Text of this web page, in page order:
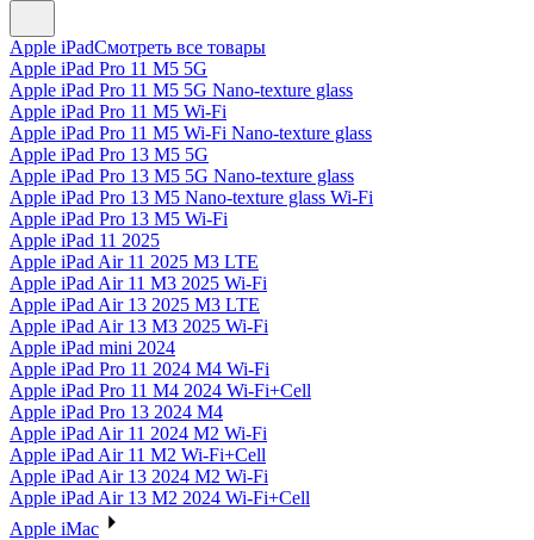
Apple iPadСмотреть все товары
Apple iPad Pro 11 M5 5G
Apple iPad Pro 11 M5 5G Nano-texture glass
Apple iPad Pro 11 M5 Wi-Fi
Apple iPad Pro 11 M5 Wi-Fi Nano-texture glass
Apple iPad Pro 13 M5 5G
Apple iPad Pro 13 M5 5G Nano-texture glass
Apple iPad Pro 13 M5 Nano-texture glass Wi-Fi
Apple iPad Pro 13 M5 Wi-Fi
Apple iPad 11 2025
Apple iPad Air 11 2025 M3 LTE
Apple iPad Air 11 M3 2025 Wi-Fi
Apple iPad Air 13 2025 M3 LTE
Apple iPad Air 13 M3 2025 Wi-Fi
Apple iPad mini 2024
Apple iPad Pro 11 2024 M4 Wi-Fi
Apple iPad Pro 11 M4 2024 Wi-Fi+Cell
Apple iPad Pro 13 2024 M4
Apple iPad Air 11 2024 M2 Wi-Fi
Apple iPad Air 11 M2 Wi-Fi+Cell
Apple iPad Air 13 2024 M2 Wi-Fi
Apple iPad Air 13 M2 2024 Wi-Fi+Cell
Apple iMac